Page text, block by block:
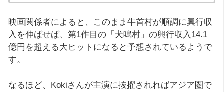
映画関係者によると、このまま牛首村が順調に興行収
入を伸ばせば、第1作目の「犬鳴村」の興行収入14.1
億円を超える大ヒットになると予想されているようで
す。
なるほど、Kokiさんが主演に抜擢されればアジア圏で